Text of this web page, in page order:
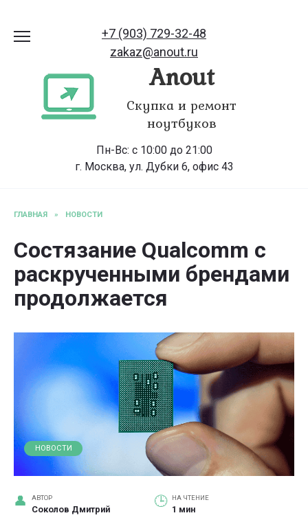
содержанию
+7 (903) 729-32-48
zakaz@anout.ru
Anout
Скупка и ремонт
ноутбуков
Пн-Вс: с 10:00 до 21:00
г. Москва, ул. Дубки 6, офис 43
ГЛАВНАЯ » НОВОСТИ
Состязание Qualcomm с
раскрученными брендами
продолжается
НОВОСТИ
АВТОР
Соколов Дмитрий
НА ЧТЕНИЕ
1 мин